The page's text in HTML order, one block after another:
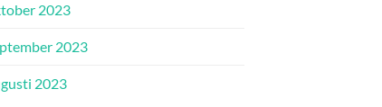
2023
2023
2023